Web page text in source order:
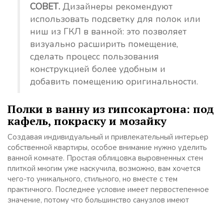
СОВЕТ. Дизайнеры рекомендуют
использовать подсветку для полок или
ниш из ГКЛ в ванной: это позволяет
визуально расширить помещение,
сделать процесс пользования
конструкцией более удобным и
добавить помещению оригинальности.
Полки в ванну из гипсокартона: под
кафель, покраску и мозайку
Создавая индивидуальный и привлекательный интерьер
собственной квартиры, особое внимание нужно уделить
ванной комнате. Простая облицовка выровненных стен
плиткой многим уже наскучила, возможно, вам хочется
чего-то уникального, стильного, но вместе с тем
практичного. Последнее условие имеет первостепенное
значение, потому что большинство санузлов имеют